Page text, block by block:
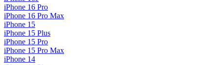
iPhone 16 Pro
iPhone 16 Pro Max
iPhone 15
iPhone 15 Plus
iPhone 15 Pro
iPhone 15 Pro Max
iPhone 14